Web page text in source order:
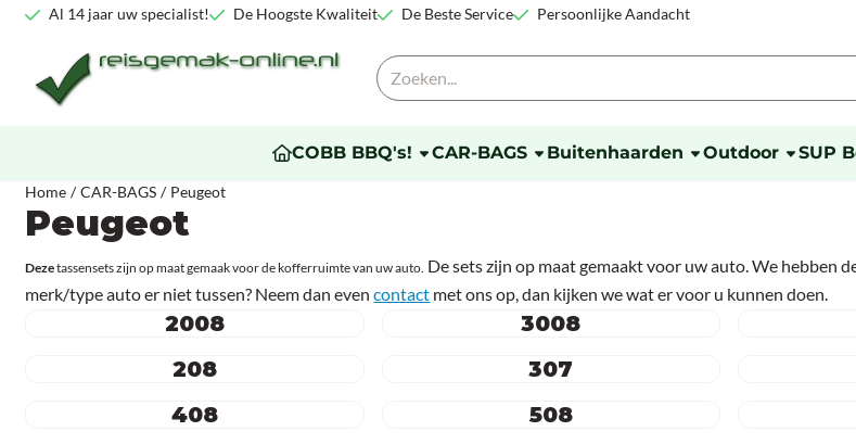
Cookievoorkeuren zijn beschikbaar. Kies instellingen of sta alle cookies toe.
Al 14 jaar uw specialist! De Hoogste Kwaliteit De Beste Service Persoonlijke Aandacht
Zoeken
COBB BBQ's! CAR-BAGS Buitenhaarden Outdoor SUP
Home / CAR-BAGS / Peugeot
Peugeot
Dezetassensets zijn op maat gemaak voor de kofferruimte van uw auto. De sets zijn op maat gemaakt voor uw auto. We hebben
merk/type auto er niet tussen? Neem dan evencontact met ons op, dan kijken we wat er voor u kunnen doen.
2008 3008
208
307
408
508